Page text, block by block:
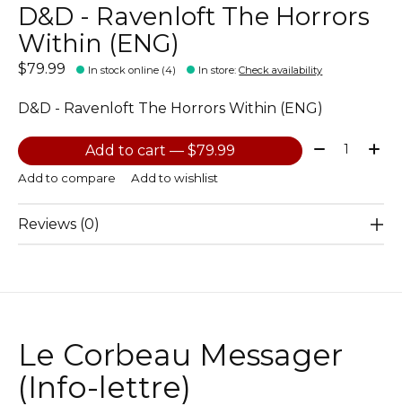
D&D - Ravenloft The Horrors
Within (ENG)
$79.99 In stock online (4) In store:Check availability
D&D - Ravenloft The Horrors Within (ENG)
Add to cart — $79.99 Quantity:
Add to compare Add to wishlist
Reviews (0)
Le Corbeau Messager
(Info-lettre)